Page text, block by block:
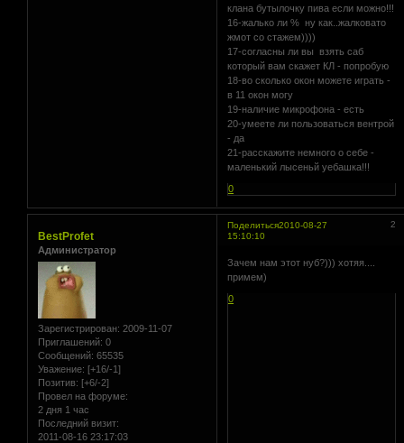
клана бутылочку пива если можно!!!
16-жалько ли % ну как..жалковато
жмот со стажем))))
17-согласны ли вы взять саб
который вам скажет КЛ - попробую
18-во сколько окон можете играть -
в 11 окон могу
19-наличие микрофона - есть
20-умеете ли пользоваться вентрой
- да
21-расскажите немного о себе -
маленький лысеньй уебашка!!!
0
Поделиться 2
2010-08-27
15:10:10
BestProfet
Администратор
Зарегистрирован: 2009-11-07
Приглашений: 0
Сообщений: 65535
Уважение: [+16/-1]
Позитив: [+6/-2]
Провел на форуме:
2 дня 1 час
Последний визит:
2011-08-16 23:17:03
Зачем нам этот нуб?))) хотяя....
примем)
0